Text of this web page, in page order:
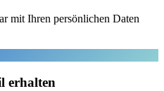
mit Ihren persönlichen Daten
erhalten